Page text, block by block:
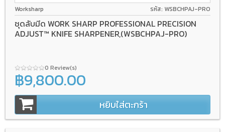
Worksharp รหัส: WSBCHPAJ-PRO
ชุดลับมีด WORK SHARP PROFESSIONAL PRECISION
ADJUST™ KNIFE SHARPENER,(WSBCHPAJ-PRO)
0 Review(s)
฿9,800.00
หยิบใส่ตะกร้า